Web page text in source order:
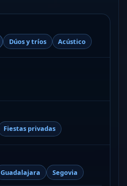
Dúos y tríos Acústico
Fiestas privadas
Guadalajara Segovia